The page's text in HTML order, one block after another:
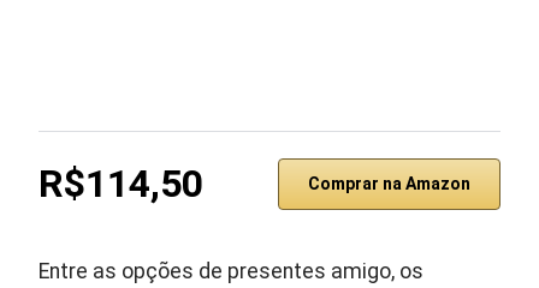
R$114,50 Comprar na Amazon
Entre as opções de presentes amigo, os